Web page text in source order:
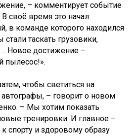
– комментирует событие
своё время это начал
в команде которого находился
таскать грузовики,
Новое достижение –
пылесос!».
чтобы светиться на
автографы, – говорит о новом
– Мы хотим показать
тренировки. И главное –
спорту и здоровому образу